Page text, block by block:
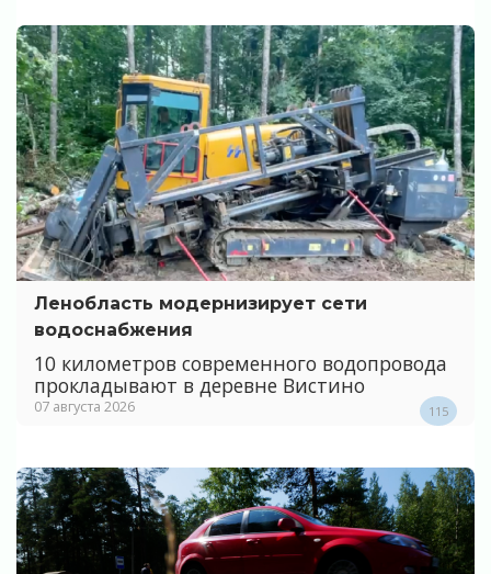
Ленобласть модернизирует сети
водоснабжения
10 километров современного водопровода
прокладывают в деревне Вистино
07 августа 2026 115